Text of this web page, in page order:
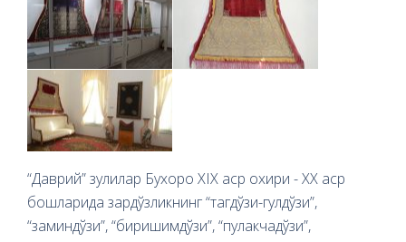
“Даврий” зулилар Бухоро ХIX аср охири - XX аср
бошларида зардўзликнинг “тагдўзи-гулдўзи”,
“заминдўзи”, “биришимдўзи”, “пулакчадўзи”,